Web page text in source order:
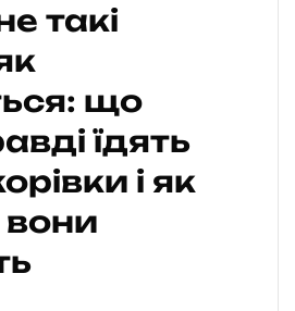
такі
що
їдять
і як
вони